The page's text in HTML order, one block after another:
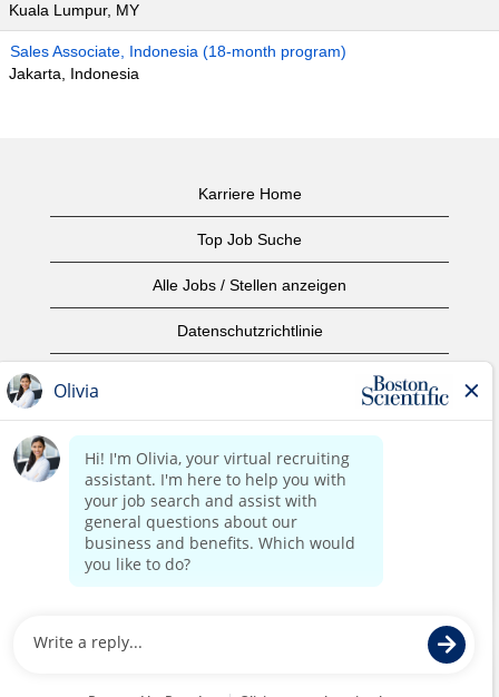
Kuala Lumpur, MY
Sales Associate, Indonesia (18-month program)
Jakarta, Indonesia
Karriere Home
Top Job Suche
Alle Jobs / Stellen anzeigen
Datenschutzrichtlinie
Urheberrecht
Kontaktieren Sie uns
home page
Alle Rechte vorbehalten.